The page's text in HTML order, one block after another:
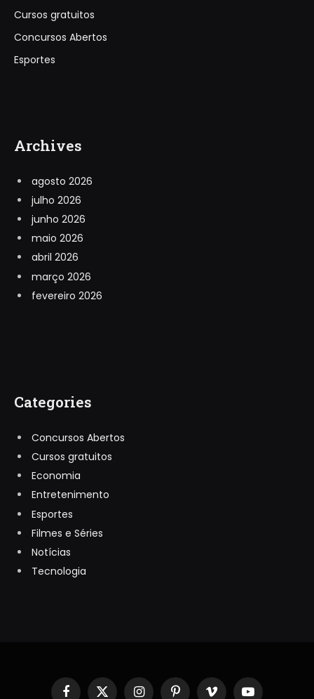
Cursos gratuitos
Concursos Abertos
Esportes
Archives
agosto 2026
julho 2026
junho 2026
maio 2026
abril 2026
março 2026
fevereiro 2026
Categories
Concursos Abertos
Cursos gratuitos
Economia
Entretenimento
Esportes
Filmes e Séries
Notícias
Tecnologia